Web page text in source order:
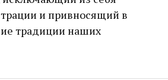
и привносящий в
традиции наших